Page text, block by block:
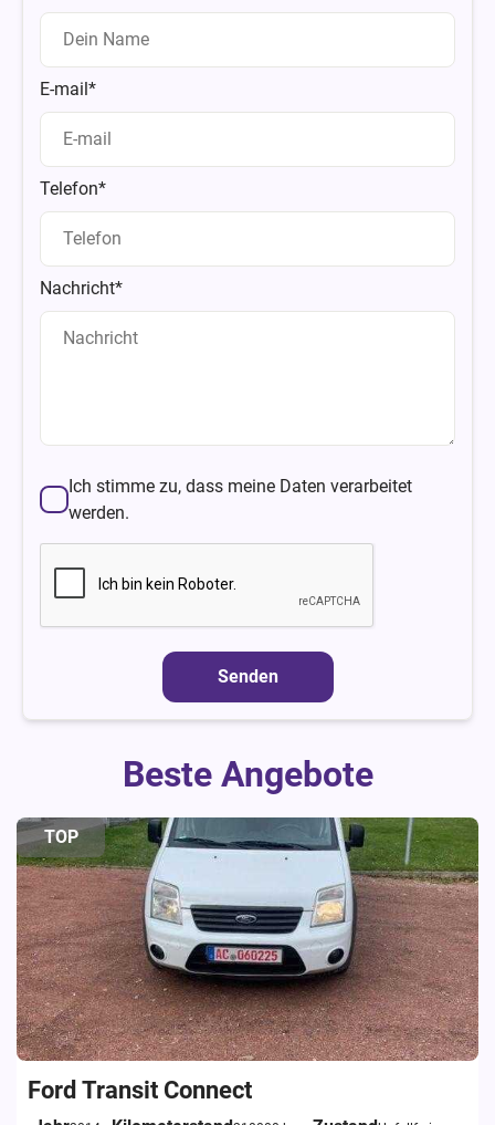
E-mail*
Telefon*
Nachricht*
Ich stimme zu, dass meine Daten verarbeitet
werden.
Senden
Beste Angebote
TOP
Ford Transit Connect